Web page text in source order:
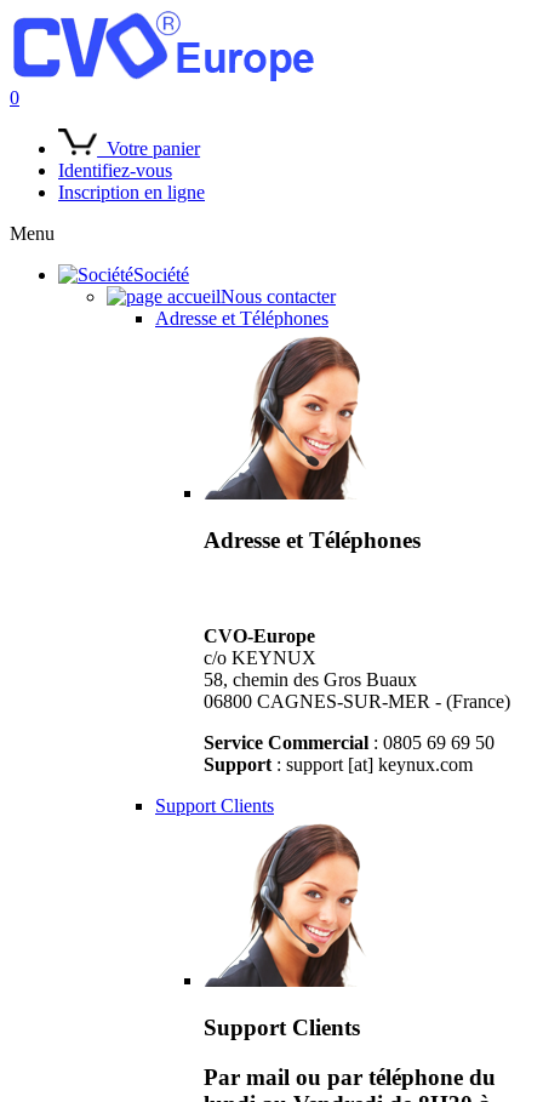
0
Votre panier
Identifiez-vous
Inscription en ligne
Menu
Société
Nous contacter
Adresse et Téléphones
Adresse et Téléphones
CVO-Europe
c/o KEYNUX
58, chemin des Gros Buaux
06800 CAGNES-SUR-MER - (France)
Service Commercial : 0805 69 69 50
Support : support [at] keynux.com
Support Clients
Support Clients
Par mail ou par téléphone du